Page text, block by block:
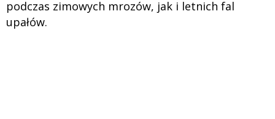
podczas zimowych mrozów, jak i letnich fal
upałów.